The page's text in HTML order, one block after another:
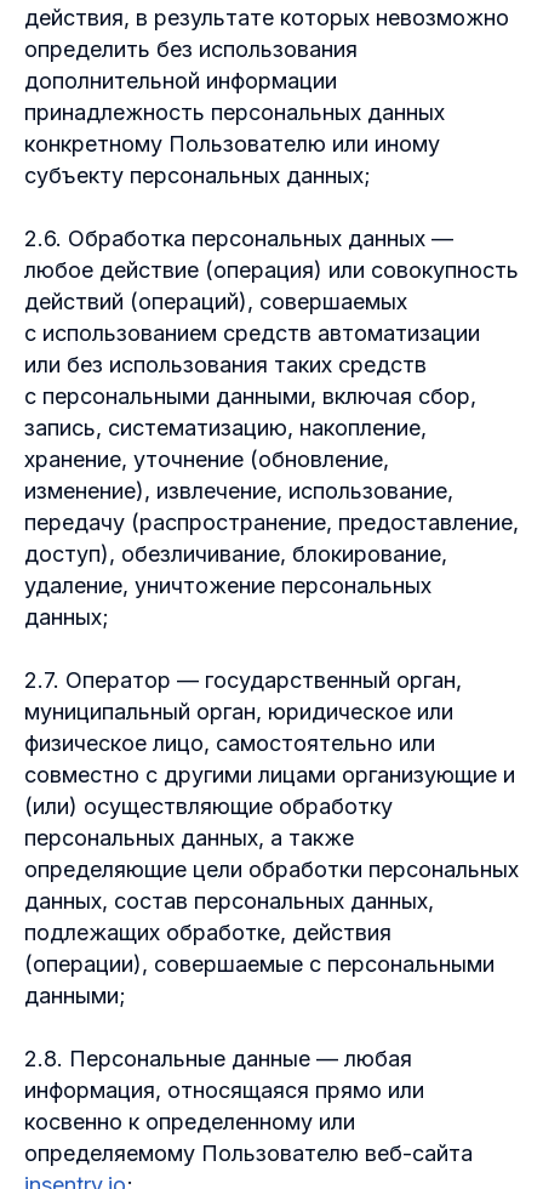
действия, в результате которых невозможно
определить без использования
дополнительной информации
принадлежность персональных данных
конкретному Пользователю или иному
субъекту персональных данных;
2.6. Обработка персональных данных —
любое действие (операция) или совокупность
действий (операций), совершаемых
с использованием средств автоматизации
или без использования таких средств
с персональными данными, включая сбор,
запись, систематизацию, накопление,
хранение, уточнение (обновление,
изменение), извлечение, использование,
передачу (распространение, предоставление,
доступ), обезличивание, блокирование,
удаление, уничтожение персональных
данных;
2.7. Оператор — государственный орган,
муниципальный орган, юридическое или
физическое лицо, самостоятельно или
совместно с другими лицами организующие и
(или) осуществляющие обработку
персональных данных, а также
определяющие цели обработки персональных
данных, состав персональных данных,
подлежащих обработке, действия
(операции), совершаемые с персональными
данными;
2.8. Персональные данные — любая
информация, относящаяся прямо или
косвенно к определенному или
определяемому Пользователю веб-сайта